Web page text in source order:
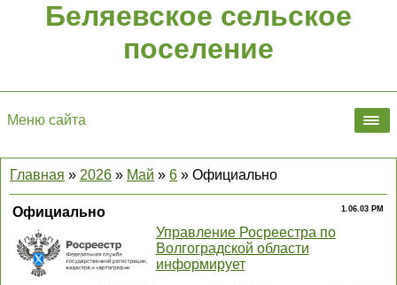
Беляевское сельское
поселение
Меню сайта
Главная » 2026 » Май » 6 » Официально
1.06.03 PM
Официально
Управление Росреестра по
Волгоградской области
информирует